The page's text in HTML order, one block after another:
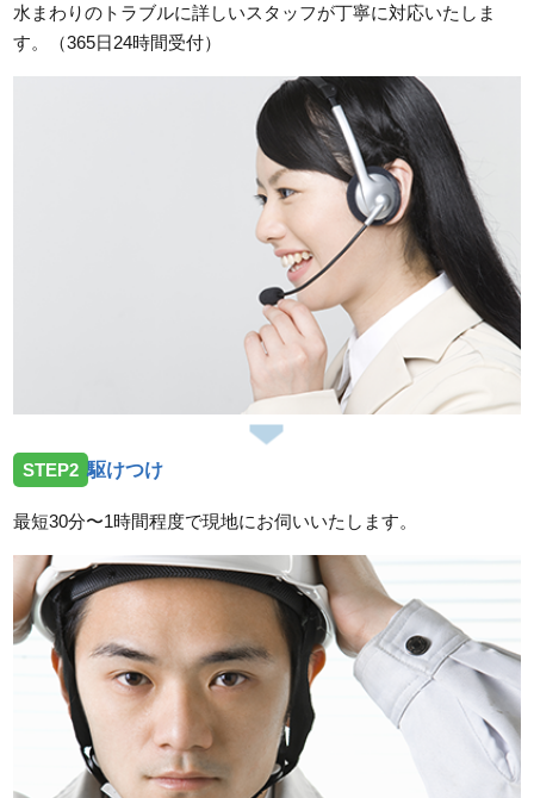
水まわりのトラブルに詳しいスタッフが丁寧に対応いたしま
す。（365日24時間受付）
STEP2 駆けつけ
最短30分〜1時間程度で現地にお伺いいたします。